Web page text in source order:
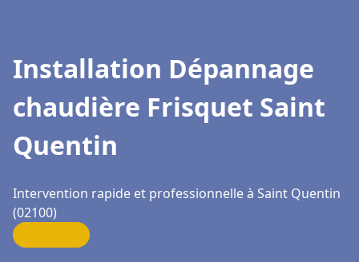
Installation Dépannage
chaudière Frisquet Saint
Quentin
Intervention rapide et professionnelle à Saint Quentin
(02100)